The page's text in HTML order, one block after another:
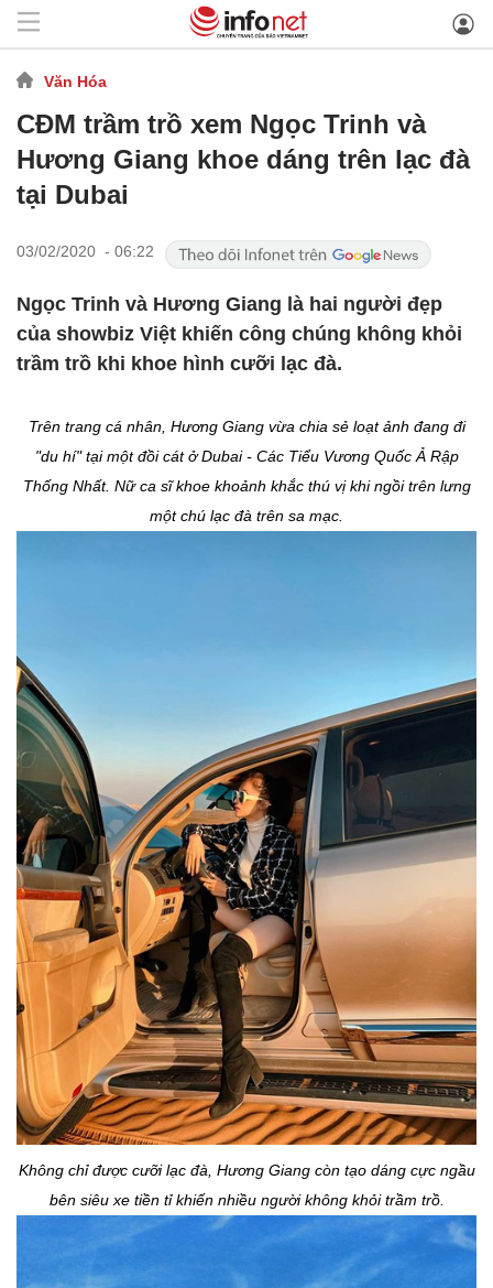
Văn Hóa
CĐM trầm trồ xem Ngọc Trinh và
Hương Giang khoe dáng trên lạc đà
tại Dubai
03/02/2020 - 06:22
Ngọc Trinh và Hương Giang là hai người đẹp
của showbiz Việt khiến công chúng không khỏi
trầm trồ khi khoe hình cưỡi lạc đà.
Trên trang cá nhân, Hương Giang vừa chia sẻ loạt ảnh đang đi
"du hí" tại một đồi cát ở Dubai - Các Tiểu Vương Quốc Ả Rập
Thống Nhất. Nữ ca sĩ khoe khoảnh khắc thú vị khi ngồi trên lưng
một chú lạc đà trên sa mạc.
Không chỉ được cưỡi lạc đà, Hương Giang còn tạo dáng cực ngầu
bên siêu xe tiền tỉ khiến nhiều người không khỏi trầm trồ.